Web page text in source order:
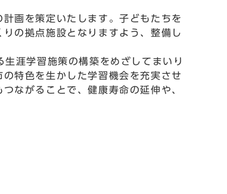
画を策定いたします。子どもたちを
の拠点施設となりますよう、整備し
涯学習施策の構築をめざしてまいり
特色を生かした学習機会を充実させ
ながることで、健康寿命の延伸や、